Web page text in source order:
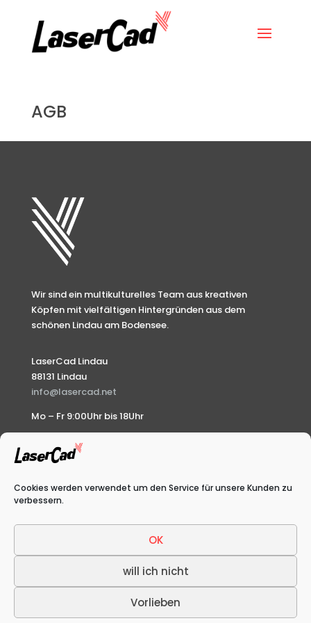
Cookies werden verwendet um den Service für unsere Kunden zu
verbessern.
OK
will ich nicht
Vorlieben
AGB
Wir sind ein multikulturelles Team aus kreativen
Köpfen mit vielfältigen Hintergründen aus dem
schönen Lindau am Bodensee.
LaserCad Lindau
88131 Lindau
info@lasercad.net
Mo – Fr 9:00Uhr bis 18Uhr
Impressum
Cookie-Richtlinie (EU)
LaserCad © 2026